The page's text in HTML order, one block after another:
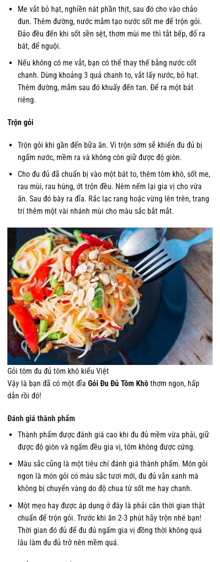
Me vắt bỏ hạt, nghiền nát phần thịt, sau đó cho vào chảo
đun. Thêm đường, nước mắm tạo nước sốt me để trộn gỏi.
Đảo đều đến khi sốt sền sệt, thơm mùi me thì tắt bếp, đổ ra
bát, để nguội.
Nếu không có me vắt, bạn có thể thay thế bằng nước cốt
chanh. Dùng khoảng 3 quả chanh to, vắt lấy nước, bỏ hạt.
Thêm đường, mắm sau đó khuấy đến tan. Để ra một bát
riêng.
Trộn gỏi
Trộn gỏi khi gần đến bữa ăn. Vì trộn sớm sẽ khiến đu đủ bị
ngấm nước, mềm ra và không còn giữ được độ giòn.
Cho đu đủ đã chuẩn bị vào một bát to, thêm tôm khô, sốt me,
rau mùi, rau húng, ớt trộn đều. Nêm nếm lại gia vị cho vừa
ăn. Sau đó bày ra đĩa. Rắc lạc rang hoặc vừng lên trên, trang
trí thêm một vài nhánh mùi cho màu sắc bắt mắt.
Gỏi tôm đu đủ tôm khô kiểu Việt
Vậy là bạn đã có một đĩa Gỏi Đu Đủ Tôm Khô thơm ngon, hấp
dẫn rồi đó!
Đánh giá thành phẩm
Thành phẩm được đánh giá cao khi đu đủ mềm vừa phải, giữ
được độ giòn và ngấm đều gia vị, tôm không được cứng.
Màu sắc cũng là một tiêu chí đánh giá thành phẩm. Món gỏi
ngon là món gỏi có màu sắc tươi mới, đu đủ vẫn xanh mà
không bị chuyển vàng do độ chua từ sốt me hay chanh.
Một mẹo hay được áp dụng ở đây là phải căn thời gian thật
chuẩn để trộn gỏi. Trước khi ăn 2-3 phút hãy trộn nhé bạn!
Thời gian đó đủ để đu đủ ngấm gia vị đồng thời không quá
lâu làm đu đủ trở nên mềm quá.